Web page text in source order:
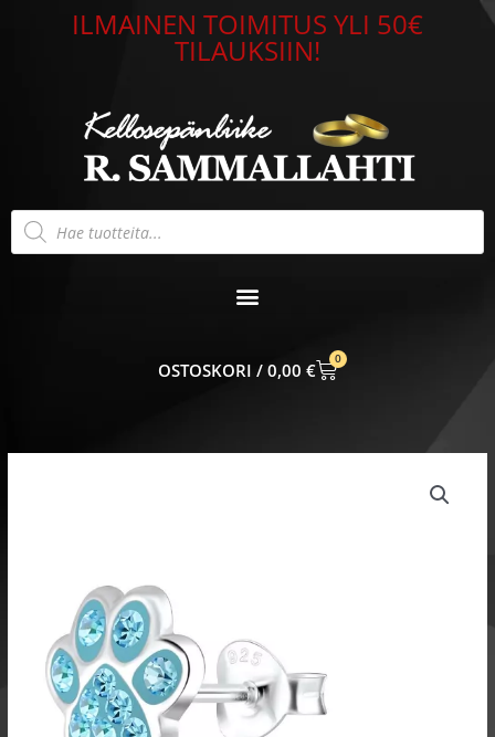
ILMAINEN TOIMITUS YLI 50€
TILAUKSIIN!
Products
search
0,00 €
0
CART